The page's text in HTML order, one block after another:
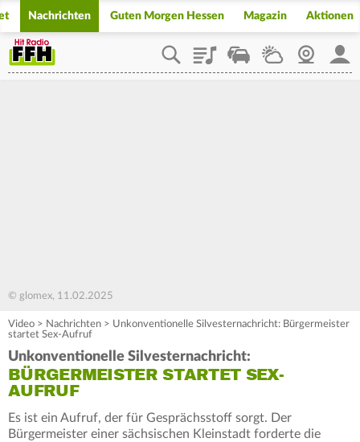
Nachrichten Guten Morgen Hessen Magazin Aktionen
PlaylistStaupilotWetterWebcam
© glomex, 11.02.2025
Video > Nachrichten > Unkonventionelle Silvesternachricht: Bürgermeister
startet Sex-Aufruf
Unkonventionelle Silvesternachricht:
BÜRGERMEISTER STARTET SEX-
AUFRUF
Es ist ein Aufruf, der für Gesprächsstoff sorgt. Der
Bürgermeister einer sächsischen Kleinstadt forderte die